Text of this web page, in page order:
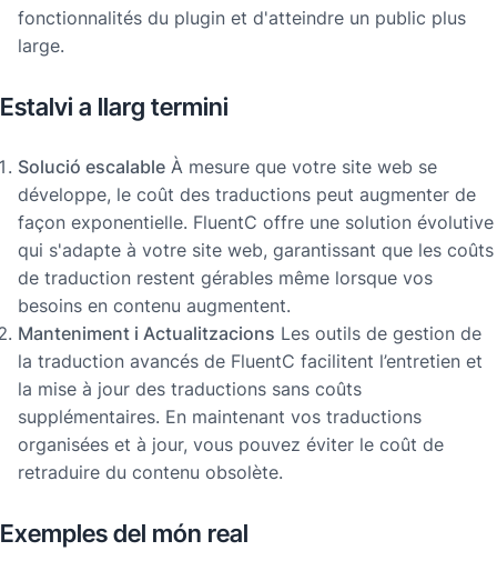
fonctionnalités du plugin et d'atteindre un public plus
large.
Estalvi a llarg termini
Solució escalable À mesure que votre site web se
développe, le coût des traductions peut augmenter de
façon exponentielle. FluentC offre une solution évolutive
qui s'adapte à votre site web, garantissant que les coûts
de traduction restent gérables même lorsque vos
besoins en contenu augmentent.
Manteniment i Actualitzacions Les outils de gestion de
la traduction avancés de FluentC facilitent l’entretien et
la mise à jour des traductions sans coûts
supplémentaires. En maintenant vos traductions
organisées et à jour, vous pouvez éviter le coût de
retraduire du contenu obsolète.
Exemples del món real